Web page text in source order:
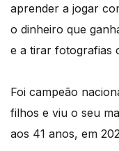
aprender a jogar
o dinheiro que
e a tirar fotografias
Foi campeão
filhos e viu o seu
aos 41 anos, em